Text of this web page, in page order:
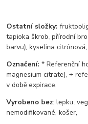
Ostatní složky:
tapioka škrob, přírodní
barvu), kyselina
Označení: * Referenční
magnesium citrate), +
v době expirace,
Vyrobeno bez: lepku,
nemodifikované, košer,